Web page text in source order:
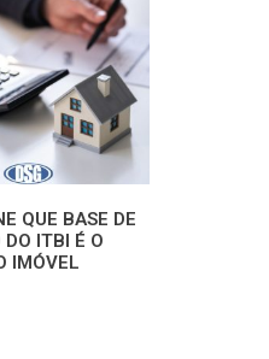
QUE BASE DE
DO ITBI É O
IMÓVEL